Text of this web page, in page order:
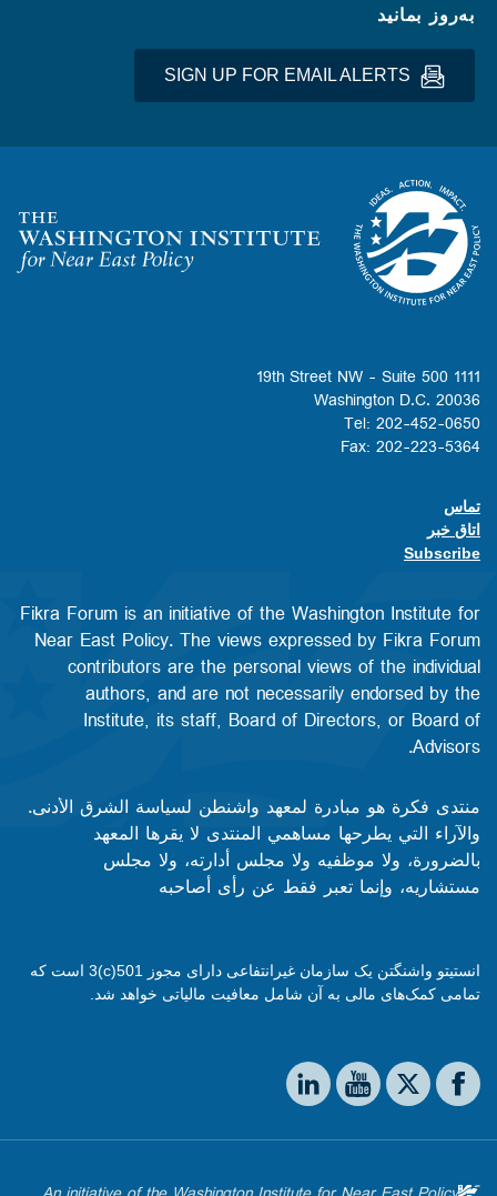
به‌روز بمانید
Homepage
1111 19th Street NW - Suite 500
Washington D.C. 20036
Tel: 202-452-0650
Fax: 202-223-5364
Footer contact links
تماس
اتاق خبر
Subscribe
Fikra Forum is an initiative of the Washington Institute for
Near East Policy. The views expressed by Fikra Forum
contributors are the personal views of the individual
authors, and are not necessarily endorsed by the
Institute, its staff, Board of Directors, or Board of
Advisors.​​
منتدى فكرة هو مبادرة لمعهد واشنطن لسياسة الشرق الأدنى.
والآراء التي يطرحها مساهمي المنتدى لا يقرها المعهد
بالضرورة، ولا موظفيه ولا مجلس أدارته، ولا مجلس
مستشاريه، وإنما تعبر فقط عن رأى أصاحبه
انستیتو واشنگتن یک سازمان غیرانتفاعی دارای مجوز 501(c)3 است که
تمامی کمک‌های مالی به آن شامل معافیت مالیاتی خواهد شد.
Social media
The Washington Institute on Facebook
The Washington Institute on X
The Washington Institute on YouTube
The Washington Institute on LinkedIn